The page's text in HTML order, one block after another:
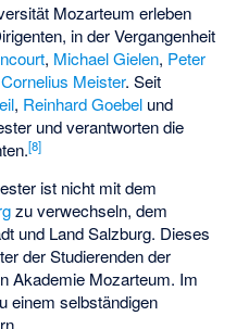
Mozarteum erleben
in der Vergangenheit
, Michael Gielen, Peter
Cornelius Meister. Seit
, Reinhard Goebel und
und verantworten die
[8]
ist nicht mit dem
zu verwechseln, dem
und Land Salzburg. Dieses
der Studierenden der
Akademie Mozarteum. Im
einem selbständigen